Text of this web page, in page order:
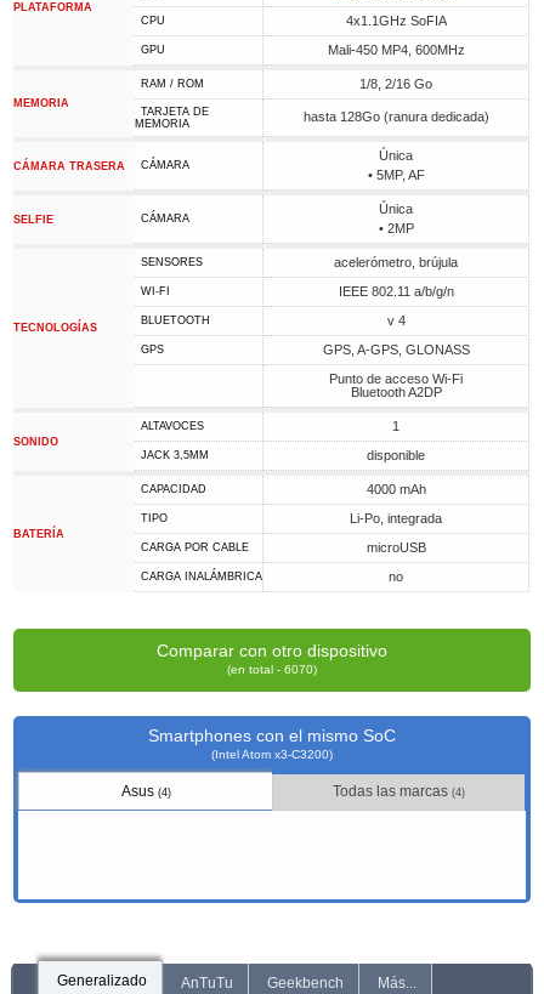
PLATAFORMA
CPU 4x1.1GHz SoFIA
GPU Mali-450 MP4, 600MHz
MEMORIA
RAM / ROM 1/8, 2/16 Go
TARJETA DE
MEMORIA
hasta 128Go (ranura dedicada)
CÁMARA TRASERA CÁMARA
Única
• 5MP, AF
SELFIE CÁMARA
Única
• 2MP
TECNOLOGÍAS
SENSORES acelerómetro, brújula
WI-FI IEEE 802.11 a/b/g/n
BLUETOOTH v 4
GPS
GPS, A-GPS, GLONASS
Punto de acceso Wi-Fi
Bluetooth A2DP
SONIDO
ALTAVOCES 1
JACK 3,5MM disponible
BATERÍA
CAPACIDAD 4000 mAh
TIPO Li-Po, integrada
CARGA POR CABLE microUSB
CARGA INALÁMBRICA no
Comparar con otro dispositivo
(en total - 6070)
Smartphones con el mismo SoC
(Intel Atom x3-C3200)
Asus (4) Todas las marcas(4)
Generalizado AnTuTu Geekbench Más...